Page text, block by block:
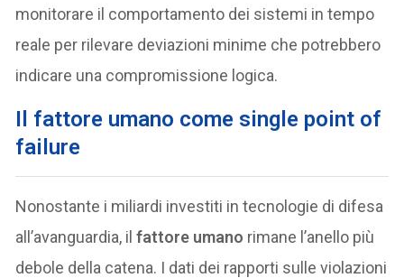
monitorare il comportamento dei sistemi in tempo
reale per rilevare deviazioni minime che potrebbero
indicare una compromissione logica.
Il fattore umano come single point of
failure
Nonostante i miliardi investiti in tecnologie di difesa
all’avanguardia, ilfattore umano rimane l’anello più
debole della catena. I dati dei rapporti sulle violazioni